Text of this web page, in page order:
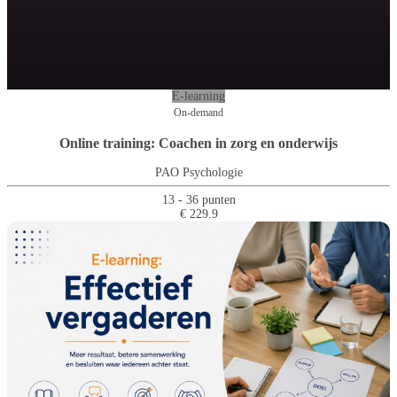
E-learning
On-demand
Online training: Coachen in zorg en onderwijs
PAO Psychologie
13 - 36 punten
€ 229.9